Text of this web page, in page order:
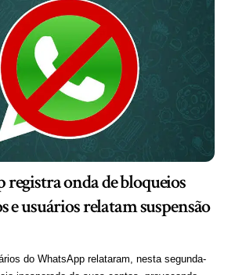
onda de bloqueios
e usuários relatam suspensão
do WhatsApp relataram, nesta segunda-